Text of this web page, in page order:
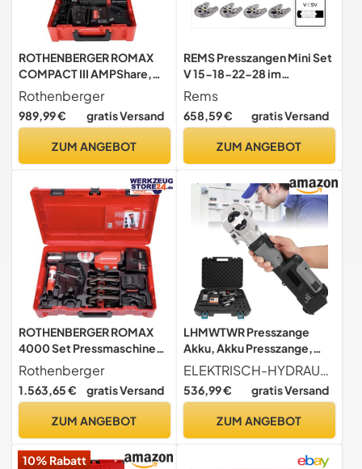
ROTHENBERGER ROMAX
COMPACT III AMPShare,
Basic Set 1, 2x2Ah Akku |
1000004272 | Pressen,
Pressmaschine,
elektro-hydraulisch,
betrieben
Rothenberger
989,99 € gratis Versand
ZUM ANGEBOT
REMS Presszangen Mini Set
V 15-18-22-28 im
Systemkoffer L-Boxx
(578060 R)
Rems
658,59 € gratis Versand
ZUM ANGEBOT
ROTHENBERGER ROMAX
4000 Set Pressmaschine
Standard, EU, 4Ah Akku
Kapazität, TH Pressbacken
Kontur, 16mm-20mm-
Durchmesser | 1000001925
Rohrpressmaschine
Rothenberger
1.563,65 € gratis Versand
ZUM ANGEBOT
LHMWTWR Presszange
Akku, Akku Presszange,
Pressmaschine, Mit
Drucksensor für 10-300
mm² und 12 Crimp-
Pressmaschine für Kabel,
Crimpwerkzeug für Kabel
ELEKTRISCH-HYDRAULISCHES CRIMPGERÄT Dieses elektrohydraulische Crimpwerkzeug zeichnet sich durch hochwertige Crimp-Einsätze für Querschnitte von 10 bis 300 mm aus. Es ermöglicht präzise, zuverlässige Verbindungen sowohl für Kupfer- als auch Aluminiumkabel und ist für ein breites Anwendungsspektrum konzipiert.
536,99 € gratis Versand
ZUM ANGEBOT
10% Rabatt